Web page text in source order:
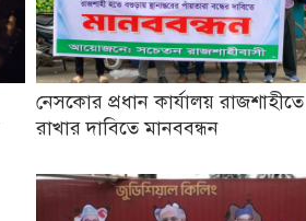
নেসকোর প্রধান কার্যালয় রাজশাহীতে
রাখার দাবিতে মানববন্ধন